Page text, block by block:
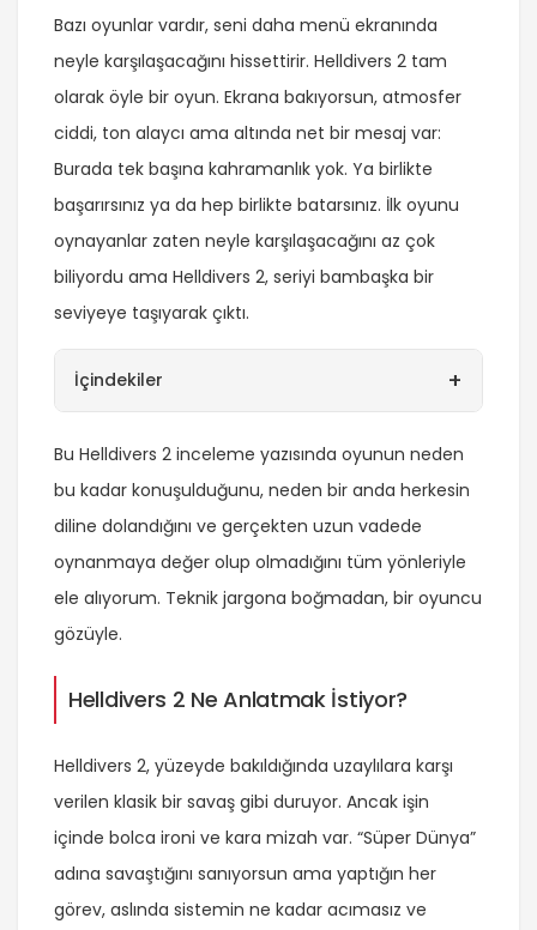
Bazı oyunlar vardır, seni daha menü ekranında
neyle karşılaşacağını hissettirir. Helldivers 2 tam
olarak öyle bir oyun. Ekrana bakıyorsun, atmosfer
ciddi, ton alaycı ama altında net bir mesaj var:
Burada tek başına kahramanlık yok. Ya birlikte
başarırsınız ya da hep birlikte batarsınız. İlk oyunu
oynayanlar zaten neyle karşılaşacağını az çok
biliyordu ama Helldivers 2, seriyi bambaşka bir
seviyeye taşıyarak çıktı.
İçindekiler +
Bu Helldivers 2 inceleme yazısında oyunun neden
bu kadar konuşulduğunu, neden bir anda herkesin
diline dolandığını ve gerçekten uzun vadede
oynanmaya değer olup olmadığını tüm yönleriyle
ele alıyorum. Teknik jargona boğmadan, bir oyuncu
gözüyle.
Helldivers 2 Ne Anlatmak İstiyor?
Helldivers 2, yüzeyde bakıldığında uzaylılara karşı
verilen klasik bir savaş gibi duruyor. Ancak işin
içinde bolca ironi ve kara mizah var. “Süper Dünya”
adına savaştığını sanıyorsun ama yaptığın her
görev, aslında sistemin ne kadar acımasız ve